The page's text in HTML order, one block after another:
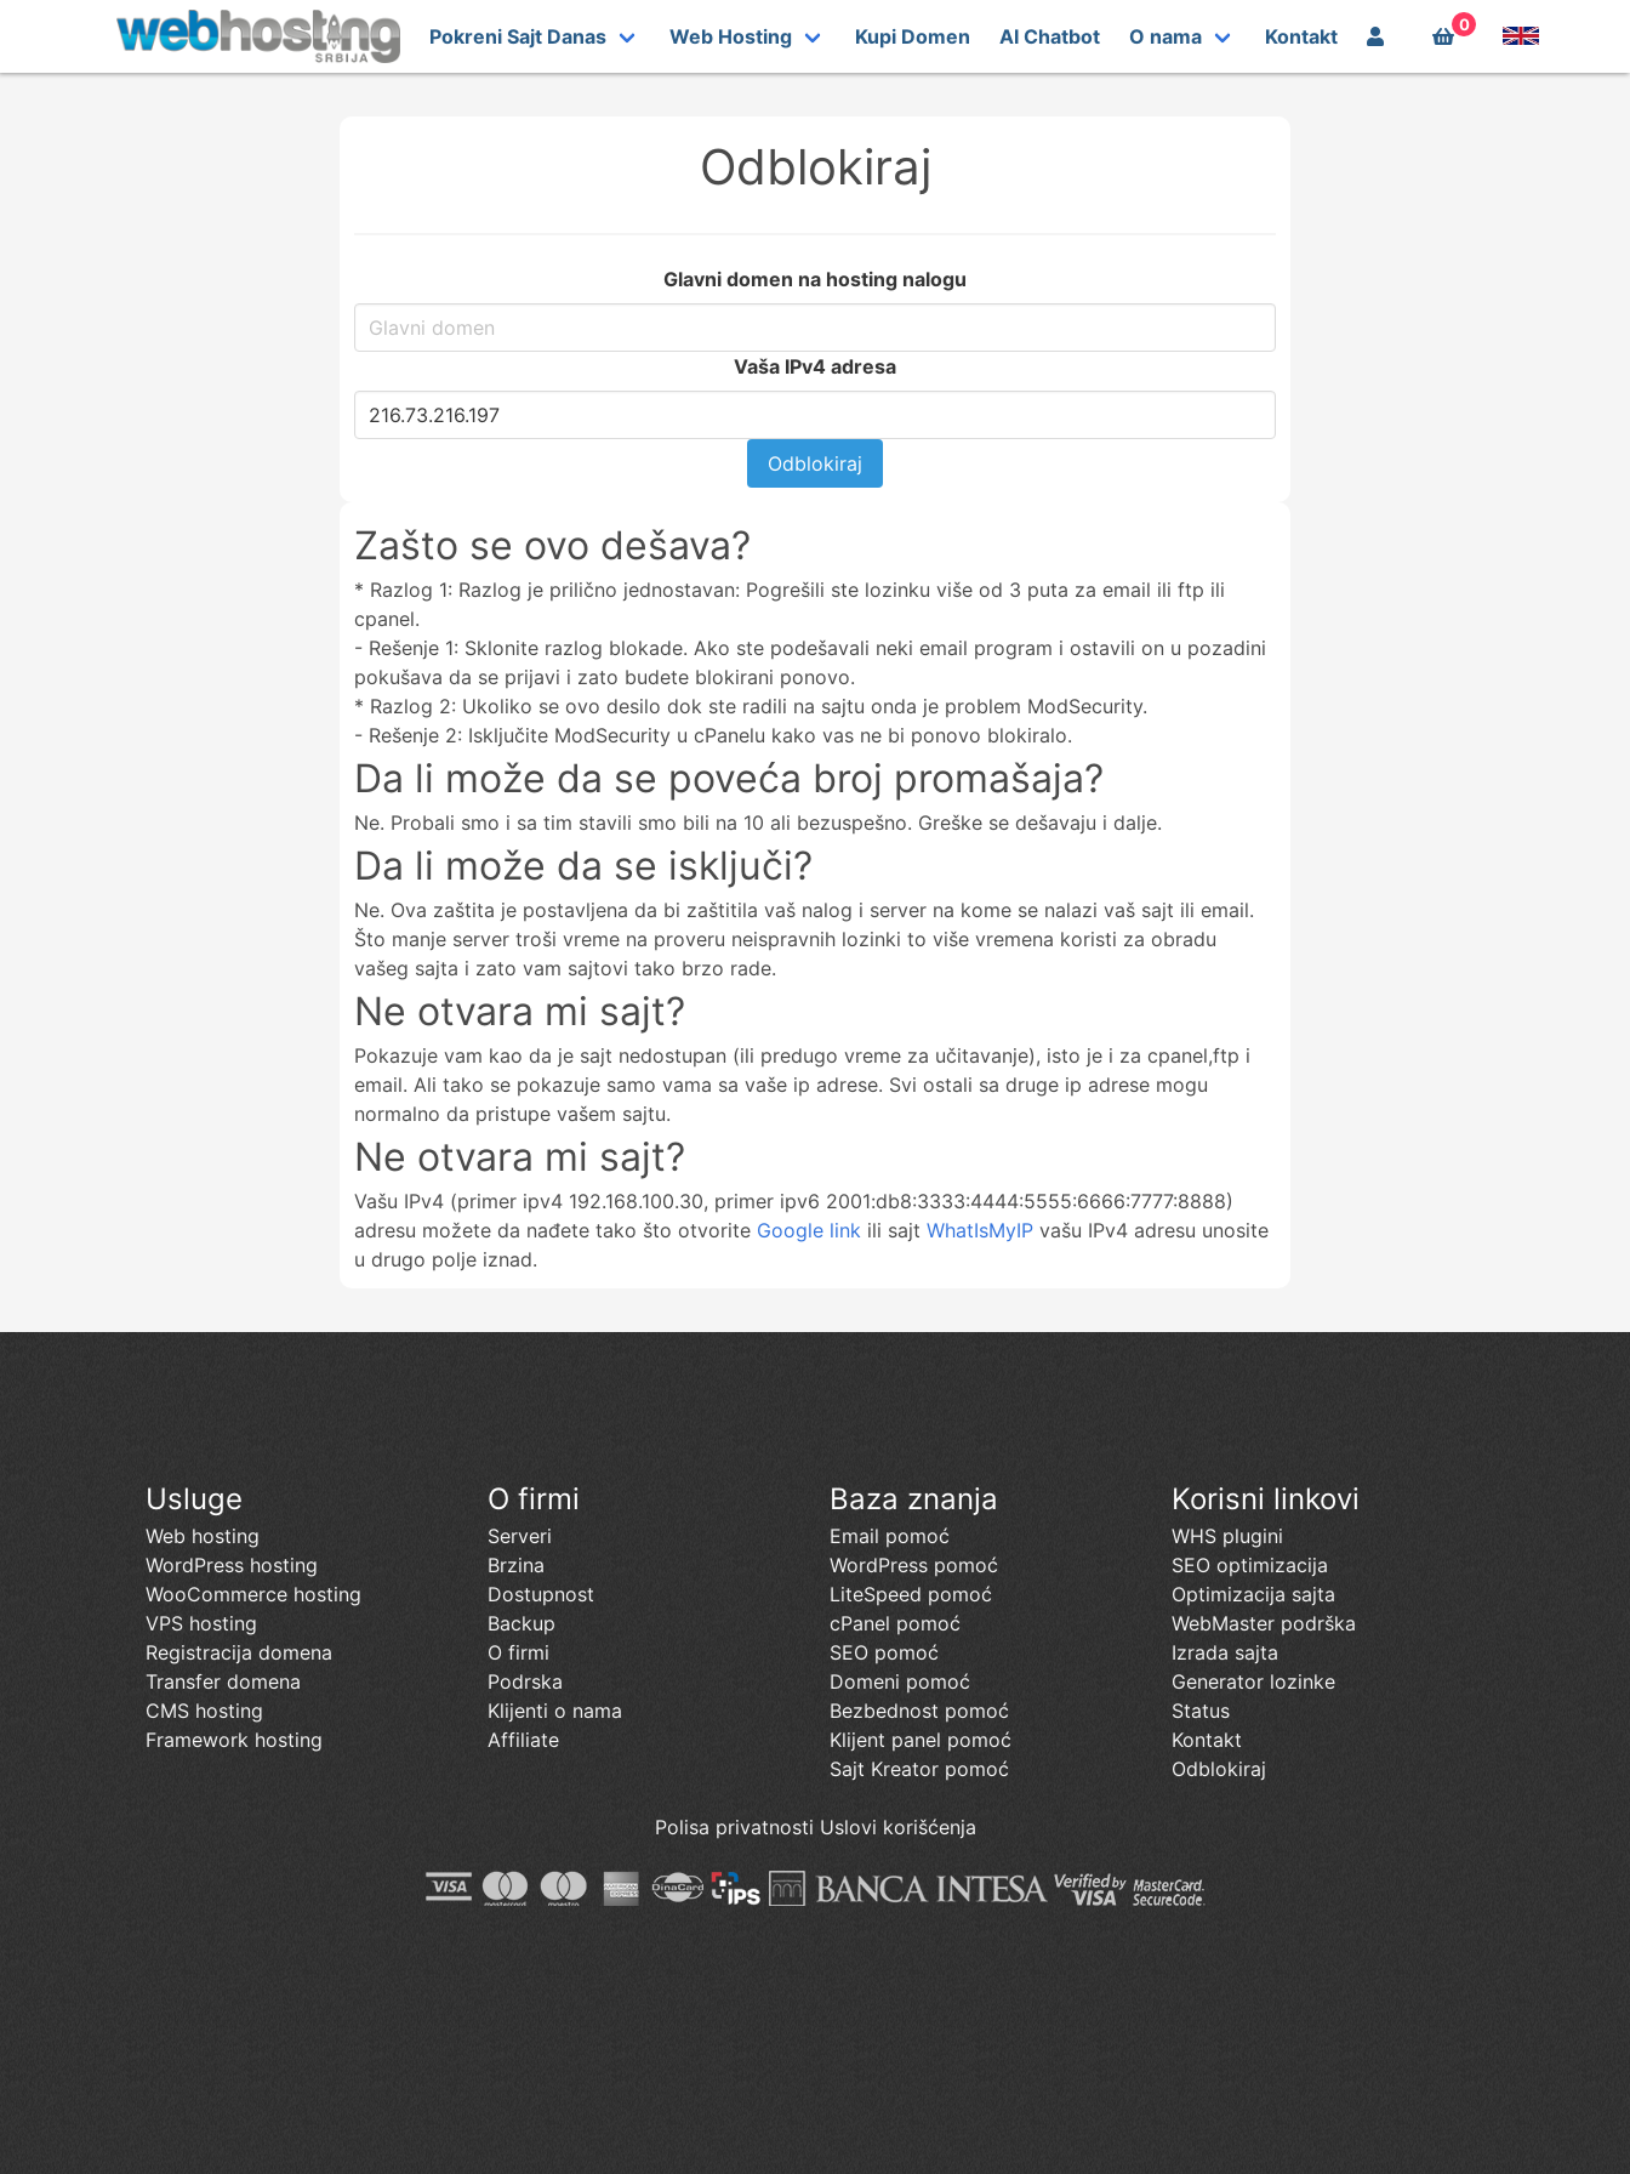
Pokreni Sajt Danas Web Hosting Kupi Domen AI Chatbot O nama Kontakt 0
Odblokiraj
Glavni domen na hosting nalogu
Vaša IPv4 adresa
Odblokiraj
Zašto se ovo dešava?
* Razlog 1: Razlog je prilično jednostavan: Pogrešili ste lozinku više od 3 puta za email ili ftp ili
cpanel.
- Rešenje 1: Sklonite razlog blokade. Ako ste podešavali neki email program i ostavili on u pozadini
pokušava da se prijavi i zato budete blokirani ponovo.
* Razlog 2: Ukoliko se ovo desilo dok ste radili na sajtu onda je problem ModSecurity.
- Rešenje 2: Isključite ModSecurity u cPanelu kako vas ne bi ponovo blokiralo.
Da li može da se poveća broj promašaja?
Ne. Probali smo i sa tim stavili smo bili na 10 ali bezuspešno. Greške se dešavaju i dalje.
Da li može da se isključi?
Ne. Ova zaštita je postavljena da bi zaštitila vaš nalog i server na kome se nalazi vaš sajt ili email.
Što manje server troši vreme na proveru neispravnih lozinki to više vremena koristi za obradu
vašeg sajta i zato vam sajtovi tako brzo rade.
Ne otvara mi sajt?
Pokazuje vam kao da je sajt nedostupan (ili predugo vreme za učitavanje), isto je i za cpanel,ftp i
email. Ali tako se pokazuje samo vama sa vaše ip adrese. Svi ostali sa druge ip adrese mogu
normalno da pristupe vašem sajtu.
Ne otvara mi sajt?
Vašu IPv4 (primer ipv4 192.168.100.30, primer ipv6 2001:db8:3333:4444:5555:6666:7777:8888)
adresu možete da nađete tako što otvorite Google link ili sajt WhatIsMyIP vašu IPv4 adresu unosite
u drugo polje iznad.
Usluge
Web hosting
WordPress hosting
WooCommerce hosting
VPS hosting
Registracija domena
Transfer domena
CMS hosting
Framework hosting
O firmi
Serveri
Brzina
Dostupnost
Backup
O firmi
Podrska
Klijenti o nama
Affiliate
Baza znanja
Email pomoć
WordPress pomoć
LiteSpeed pomoć
cPanel pomoć
SEO pomoć
Domeni pomoć
Bezbednost pomoć
Klijent panel pomoć
Sajt Kreator pomoć
Korisni linkovi
WHS plugini
SEO optimizacija
Optimizacija sajta
WebMaster podrška
Izrada sajta
Generator lozinke
Status
Kontakt
Odblokiraj
Polisa privatnosti Uslovi korišćenja